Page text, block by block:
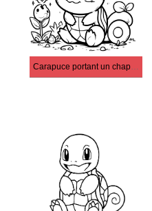
Carapuce portant un chapeau